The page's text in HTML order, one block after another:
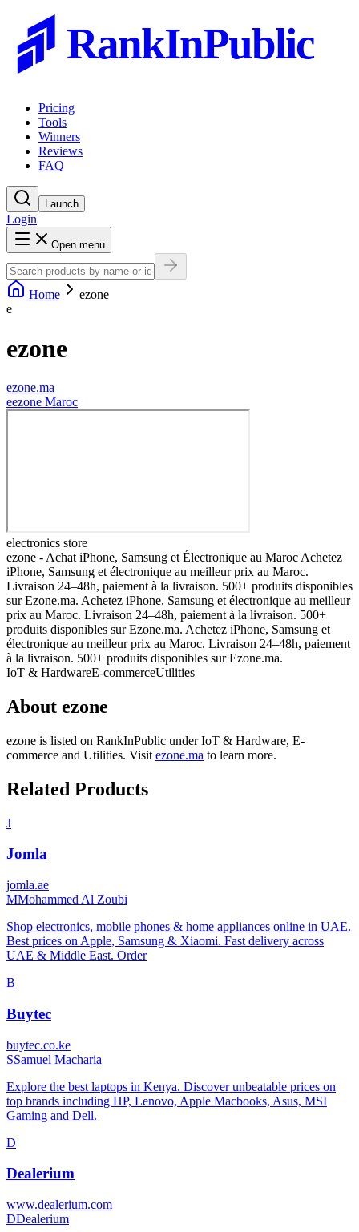
RankInPublic
Pricing
Tools
Winners
Reviews
FAQ
Launch
Login
Open menu
Home
ezone
e
ezone
ezone.ma
eezone Maroc
electronics store
ezone - Achat iPhone, Samsung et Électronique au Maroc Achetez
iPhone, Samsung et électronique au meilleur prix au Maroc.
Livraison 24–48h, paiement à la livraison. 500+ produits disponibles
sur Ezone.ma. Achetez iPhone, Samsung et électronique au meilleur
prix au Maroc. Livraison 24–48h, paiement à la livraison. 500+
produits disponibles sur Ezone.ma. Achetez iPhone, Samsung et
électronique au meilleur prix au Maroc. Livraison 24–48h, paiement
à la livraison. 500+ produits disponibles sur Ezone.ma.
IoT & HardwareE-commerceUtilities
About ezone
ezone is listed on RankInPublic underIoT & Hardware, E-
commerce and Utilities. Visit ezone.ma to learn more.
Related Products
J
Jomla
jomla.ae
MMohammed Al Zoubi
Shop electronics, mobile phones & home appliances online in UAE.
Best prices on Apple, Samsung & Xiaomi. Fast delivery across
UAE & Middle East. Order
B
Buytec
buytec.co.ke
SSamuel Macharia
Explore the best laptops in Kenya. Discover unbeatable prices on
top brands including HP, Lenovo, Apple Macbooks, Asus, MSI
Gaming and Dell.
D
Dealerium
www.dealerium.com
DDealerium